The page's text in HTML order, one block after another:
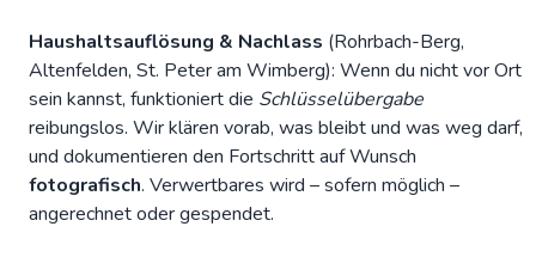
Haushaltsauflösung & Nachlass (Rohrbach-Berg,
Altenfelden, St. Peter am Wimberg): Wenn du nicht vor Ort
sein kannst, funktioniert die Schlüsselübergabe
reibungslos. Wir klären vorab, was bleibt und was weg darf,
und dokumentieren den Fortschritt auf Wunsch
fotografisch. Verwertbares wird – sofern möglich –
angerechnet oder gespendet.